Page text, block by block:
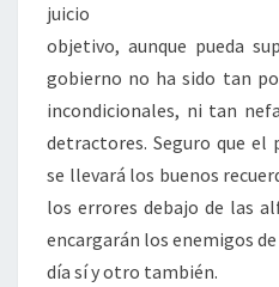
juicio
objetivo, aunque pueda
gobierno no ha sido tan
incondicionales, ni tan
detractores. Seguro que el
se llevará los buenos
los errores debajo de las
encargarán los enemigos
día sí y otro también.